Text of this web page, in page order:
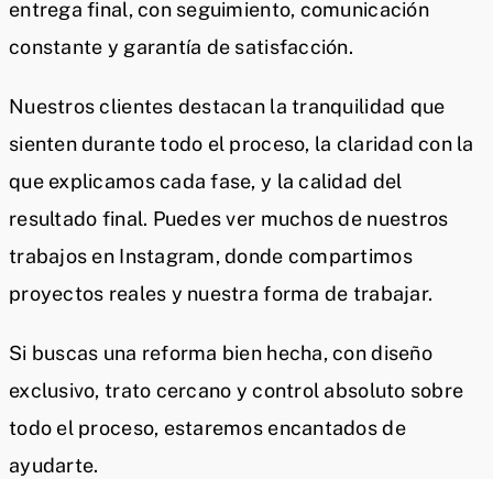
entrega final, con seguimiento, comunicación
constante y garantía de satisfacción.
Nuestros clientes destacan la tranquilidad que
sienten durante todo el proceso, la claridad con la
que explicamos cada fase, y la calidad del
resultado final. Puedes ver muchos de nuestros
trabajos en Instagram, donde compartimos
proyectos reales y nuestra forma de trabajar.
Si buscas una reforma bien hecha, con diseño
exclusivo, trato cercano y control absoluto sobre
todo el proceso, estaremos encantados de
ayudarte.